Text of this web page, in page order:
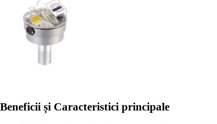
Beneficii și Caracteristici principale